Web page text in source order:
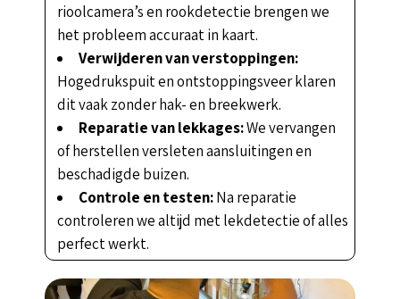
rioolcamera’s en rookdetectie brengen we
het probleem accuraat in kaart.
Verwijderen van verstoppingen:
Hogedrukspuit en ontstoppingsveer klaren
dit vaak zonder hak- en breekwerk.
Reparatie van lekkages:We vervangen
of herstellen versleten aansluitingen en
beschadigde buizen.
Controle en testen:Na reparatie
controleren we altijd met lekdetectie of alles
perfect werkt.